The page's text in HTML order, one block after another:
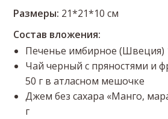
Размеры: 21*21*10 см
Состав вложения:
Печенье имбирное (Швеция)
Чай черный с пряностями и
50 г в атласном мешочке
Джем без сахара «Манго,
г